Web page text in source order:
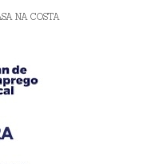
NA COSTA